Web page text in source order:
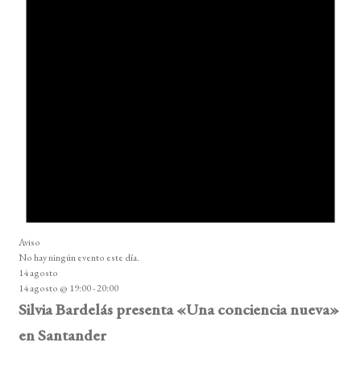
Aviso
No hay ningún evento este día.
14 agosto
14 agosto @ 19:00-20:00
Silvia Bardelás presenta «Una conciencia nueva»
en Santander